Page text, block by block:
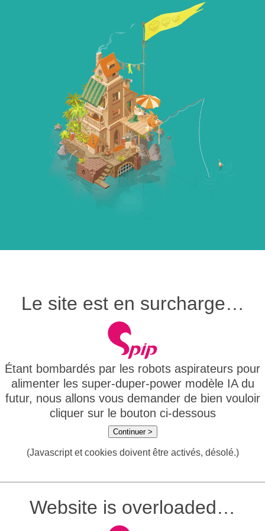
Le site est en surcharge…
Étant bombardés par les robots aspirateurs pour
alimenter les super-duper-power modèle IA du
futur, nous allons vous demander de bien vouloir
cliquer sur le bouton ci-dessous
Continuer >
(Javascript et cookies doivent être activés, désolé.)
Website is overloaded…